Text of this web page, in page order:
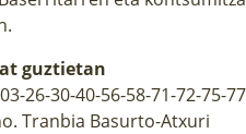
guztietan
26-30-40-56-58-71-72-75-
Tranbia Basurto-Atxuri